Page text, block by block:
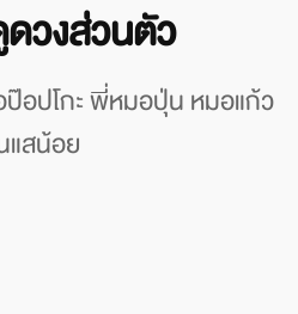
วงส่วนตัว
อปโกะ พี่หมอปุ่น หมอแก้ว
แสน้อย